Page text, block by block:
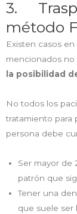
3.
método
Existen casos
mencionados
la posibilidad
No todos los
tratamiento para
persona debe
Ser mayor de
patrón que
Tener una
que suele ser